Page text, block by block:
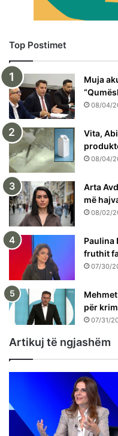
Top Postimet
Muja
08/04/
Vita,
08/04/
Arta
më
08/02/
Paulina
fruthit
07/30/
për
07/31/
Artikuj të ngjashëm